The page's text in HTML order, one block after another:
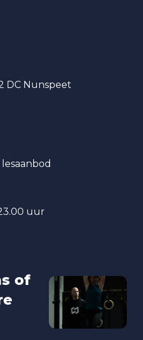
DC Nunspeet
uur
of